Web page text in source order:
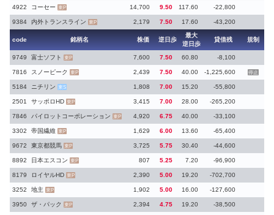
4922 コーセー 東P 14,700 9.50 117.60 -22,800
9384 内外トランスライン 東P 2,179 7.50 17.60 -43,200
code 銘柄名 株価 逆日歩
最大
逆日歩
貸借残 規制
9749 富士ソフト 東P 7,600 7.50 60.80 -8,100
7816 スノーピーク 東P 2,439 7.50 40.00 -1,225,600 停止
5184 ニチリン 東S 1,808 7.00 15.20 -55,800
2501 サッポロHD 東P 3,415 7.00 28.00 -265,200
7846 パイロットコーポレーション 東P 4,920 6.75 40.00 -33,100
3302 帝国繊維 東P 1,629 6.00 13.60 -65,400
9672 東京都競馬 東P 3,725 5.75 30.40 -44,600
8892 日本エスコン 東P 807 5.25 7.20 -96,900
8179 ロイヤルHD 東P 2,390 5.00 19.20 -702,700
3252 地主 東P 1,902 5.00 16.00 -127,600
3950 ザ・パック 東P 2,394 4.75 19.20 -38,500